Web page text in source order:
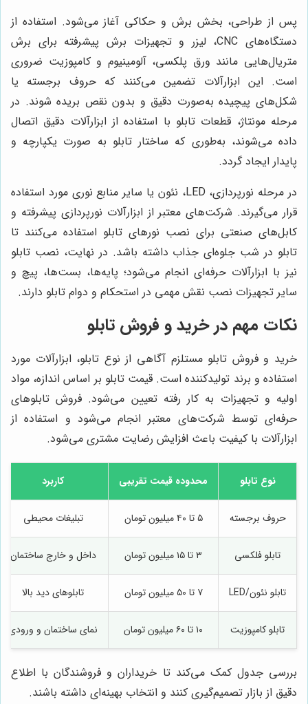
پس از طراحی، بخش برش و حکاکی آغاز می‌شود. استفاده از
دستگاه‌های CNC، لیزر و تجهیزات برش پیشرفته برای برش
متریال‌هایی مانند ورق پلکسی، آلومینیوم و کامپوزیت ضروری
است. این ابزارآلات تضمین می‌کنند که حروف برجسته یا
شکل‌های پیچیده به‌صورت دقیق و بدون نقص بریده شوند. در
مرحله مونتاژ، قطعات تابلو با استفاده از ابزارآلات دقیق اتصال
داده می‌شوند، به‌طوری که ساختار تابلو به صورت یکپارچه و
پایدار ایجاد گردد.
در مرحله نورپردازی، LED، نئون یا سایر منابع نوری مورد استفاده
قرار می‌گیرند. شرکت‌های معتبر از ابزارآلات نورپردازی پیشرفته و
کابل‌های صنعتی برای نصب نورهای تابلو استفاده می‌کنند تا
تابلو در شب جلوه‌ای جذاب داشته باشد. در نهایت، نصب تابلو
نیز با ابزارآلات حرفه‌ای انجام می‌شود؛ پایه‌ها، بست‌ها، پیچ و
سایر تجهیزات نصب نقش مهمی در استحکام و دوام تابلو دارند.
نکات مهم در خرید و فروش تابلو
خرید و فروش تابلو مستلزم آگاهی از نوع تابلو، ابزارآلات مورد
استفاده و برند تولیدکننده است. قیمت تابلو بر اساس اندازه، مواد
اولیه و تجهیزات به کار رفته تعیین می‌شود. فروش تابلوهای
حرفه‌ای توسط شرکت‌های معتبر انجام می‌شود و استفاده از
ابزارآلات با کیفیت باعث افزایش رضایت مشتری می‌شود.
نوع تابلو محدوده قیمت تقریبی کاربرد
حروف برجسته ۵ تا ۴۰ میلیون تومان تبلیغات محیطی
تابلو فلکسی ۳ تا ۱۵ میلیون تومان داخل و خارج ساختمان
تابلو نئون/LED ۷ تا ۵۰ میلیون تومان تابلوهای دید بالا
تابلو کامپوزیت ۱۰ تا ۶۰ میلیون تومان نمای ساختمان و ورودی
بررسی جدول کمک می‌کند تا خریداران و فروشندگان با اطلاع
دقیق از بازار تصمیم‌گیری کنند و انتخاب بهینه‌ای داشته باشند.